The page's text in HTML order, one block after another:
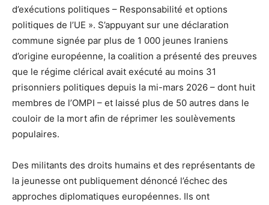
d’exécutions politiques – Responsabilité et options
politiques de l’UE ». S’appuyant sur une déclaration
commune signée par plus de 1 000 jeunes Iraniens
d’origine européenne, la coalition a présenté des preuves
que le régime clérical avait exécuté au moins 31
prisonniers politiques depuis la mi-mars 2026 – dont huit
membres de l’OMPI – et laissé plus de 50 autres dans le
couloir de la mort afin de réprimer les soulèvements
populaires.
Des militants des droits humains et des représentants de
la jeunesse ont publiquement dénoncé l’échec des
approches diplomatiques européennes. Ils ont